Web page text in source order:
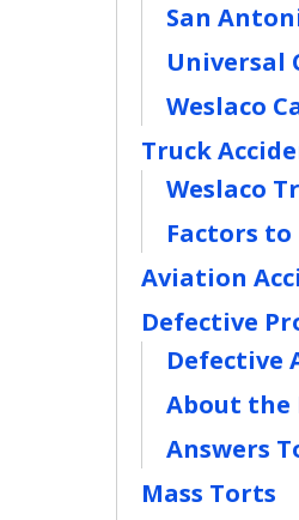
San
Universal
Weslaco
Truck
Weslaco
Factors
Aviation
Defective
Defective
About the
Answers
Mass Torts